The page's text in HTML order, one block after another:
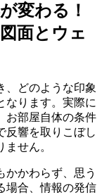
変わる！
面とウェ
、どのような印象
なります。実際に
お部屋自体の条件
反響を取りこぼし
せん。
かかわらず、思う
場合、情報の発信